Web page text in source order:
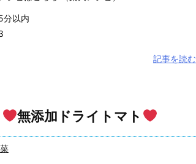
分以内
記事を読む
無添加ドライトマト